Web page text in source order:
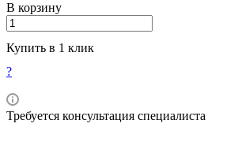
В корзину
Купить в 1 клик
?
Требуется консультация специалиста